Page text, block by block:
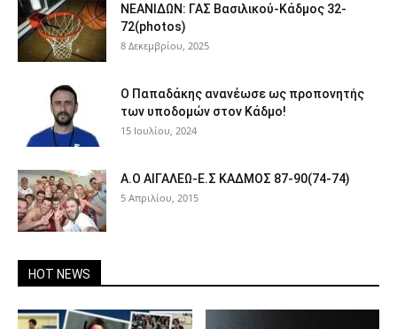
ΝΕΑΝΙΔΩΝ: ΓΑΣ Βασιλικού-Κάδμος 32-
72(photos)
8 Δεκεμβρίου, 2025
Ο Παπαδάκης ανανέωσε ως προπονητής
των υποδομών στον Κάδμο!
15 Ιουλίου, 2024
Α.Ο ΑΙΓΑΛΕΩ-Ε.Σ ΚΑΔΜΟΣ 87-90(74-74)
5 Απριλίου, 2015
HOT NEWS